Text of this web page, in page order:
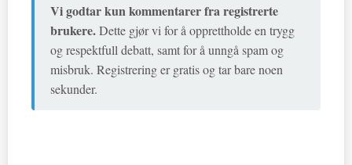
Vi godtar kun kommentarer fra registrerte
brukere.Dette gjør vi for å opprettholde en trygg
og respektfull debatt, samt for å unngå spam og
misbruk. Registrering er gratis og tar bare noen
sekunder.